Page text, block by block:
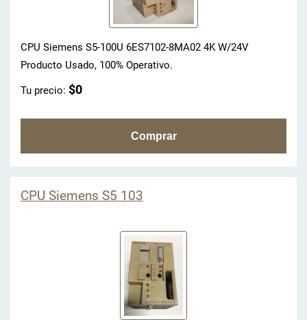
CPU Siemens S5-100U 6ES7102-8MA02 4K W/24V
Producto Usado, 100% Operativo.
Tu precio: $0
CPU Siemens S5 103